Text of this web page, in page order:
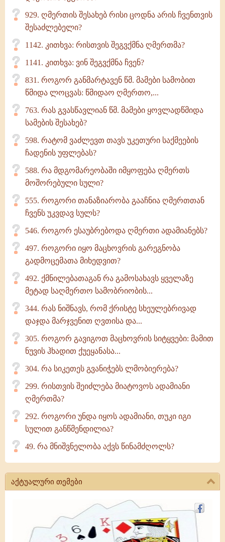
929. ღმერთის შესახებ რისი ცოდნა არის ჩვენთვის
შესაძლებელი?
1142. კითხვა: რისთვის შეგვქმნა ღმერთმა?
1141. კითხვა: ვინ შეგვქმნა ჩვენ?
831. როგორ განმარტავენ წმ. მამები სამობით
წმიდა ლოცვას: წმიდაო ღმერთო,...
763. რას გვასწავლიან წმ. მამები ყოვლადწმიდა
სამების შესახებ?
598. რატომ ვაძლევთ თავს უკეთური საქმეების
ჩადენის უფლებას?
588. რა მდგომარეობაში იმყოფება ღმერთს
მოშორებული სული?
555. როგორი თანაზიარობა გააჩნია ღმერთთან
ჩვენს უკვდავ სულს?
546. როგორ ესაუბრებოდა ღმერთი ადამიანებს?
497. როგორი იყო მაცხოვრის გარეგნობა
გადმოცემათა მიხედვით?
492. ქმნილებათაგან რა გამოსახავს ყველაზე
მეტად საღმერთო სამობრიობის...
344. რას ნიშნავს, რომ ქრისტე სხეულებრივად
დაჯდა მარჯვენით ღვთისა და...
305. როგორ გავიგოთ მაცხოვრის სიტყვები: მამით
ნუვის ჰხადით ქუეყანასა...
304. რა სიკეთეს გვანიჭებს ლმობიერება?
299. რისთვის შეიძლება მიატოვოს ადამიანი
ღმერთმა?
292. როგორი უნდა იყოს ადამიანი, თუკი იგი
სულით განწმენდილია?
49. რა მნიშვნელობა აქვს წინამძღოლს?
აქტუალური თემები